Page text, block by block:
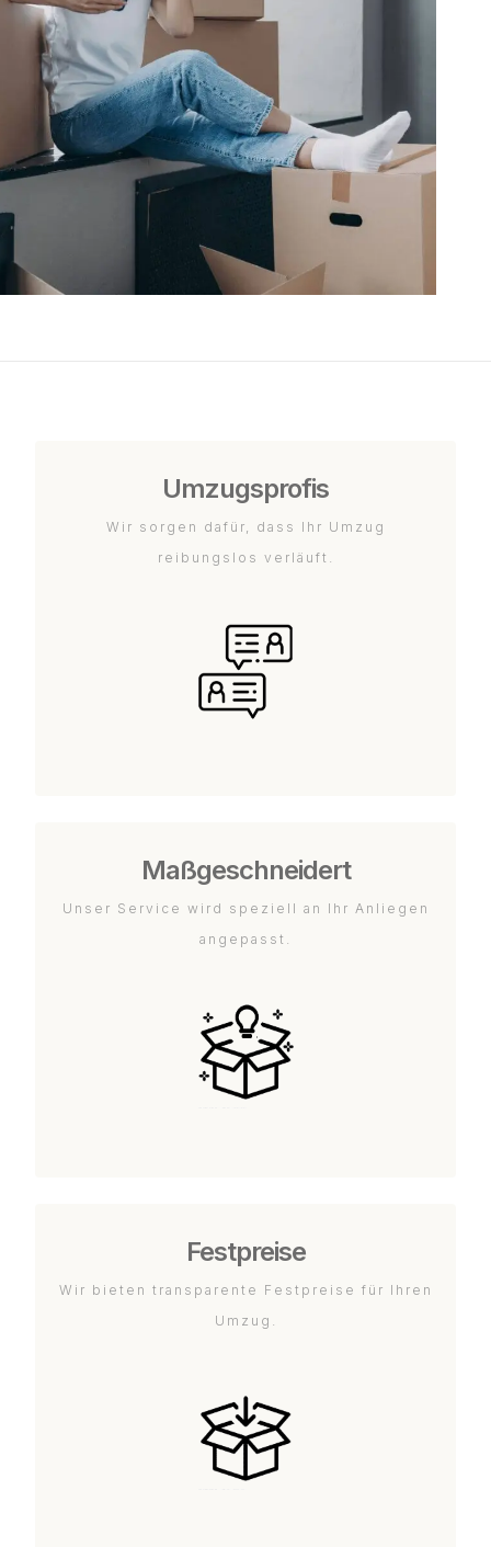
Umzugsprofis
Wir sorgen dafür, dass Ihr Umzug
reibungslos verläuft.
Maßgeschneidert
Unser Service wird speziell an Ihr Anliegen
angepasst.
Festpreise
Wir bieten transparente Festpreise für Ihren
Umzug.